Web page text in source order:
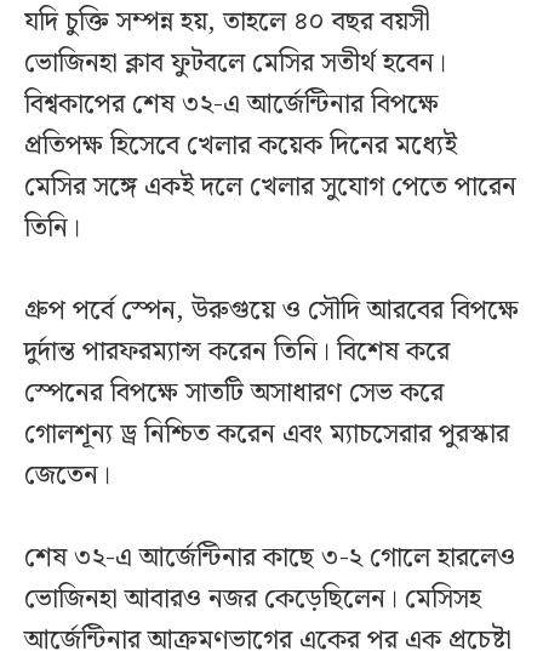
যদি চুক্তি সম্পন্ন হয়, তাহলে ৪০ বছর বয়সী
ভোজিনহা ক্লাব ফুটবলে মেসির সতীর্থ হবেন।
বিশ্বকাপের শেষ ৩২-এ আর্জেন্টিনার বিপক্ষে
প্রতিপক্ষ হিসেবে খেলার কয়েক দিনের মধ্যেই
মেসির সঙ্গে একই দলে খেলার সুযোগ পেতে পারেন
তিনি।
গ্রুপ পর্বে স্পেন, উরুগুয়ে ও সৌদি আরবের বিপক্ষে
দুর্দান্ত পারফরম্যান্স করেন তিনি। বিশেষ করে
স্পেনের বিপক্ষে সাতটি অসাধারণ সেভ করে
গোলশূন্য ড্র নিশ্চিত করেন এবং ম্যাচসেরার পুরস্কার
জেতেন।
শেষ ৩২-এ আর্জেন্টিনার কাছে ৩-২ গোলে হারলেও
ভোজিনহা আবারও নজর কেড়েছিলেন। মেসিসহ
আর্জেন্টিনার আক্রমণভাগের একের পর এক প্রচেষ্টা